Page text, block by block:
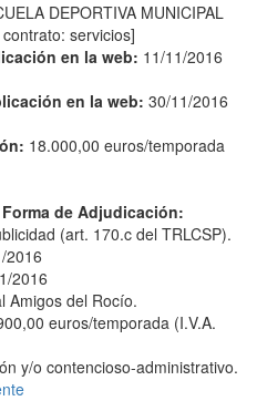
DEPORTIVA MUNICIPAL
servicios]
en la web: 11/11/2016
en la web: 30/11/2016
18.000,00 euros/temporada
de Adjudicación:
(art. 170.c del TRLCSP).
2016
2016
Amigos del Rocío.
euros/temporada (I.V.A.
y/o contencioso-administrativo.